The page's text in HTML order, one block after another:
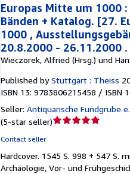
Europas Mitte um 1000
Bänden + Katalog. [27.
1000 ,
20.8.2000 - 26.11.2000
Wieczorek, Alfried (Hrsg.) und
Published by Stuttgart : Theiss
ISBN 13: 9783806215458 / ISBN
Seller: Antiquarische Fundgrube
(5-star seller)Seller
out
of
Contact seller
Hardcover. 1545 S. 998 + 547 S.
Archäologie, Vor- und